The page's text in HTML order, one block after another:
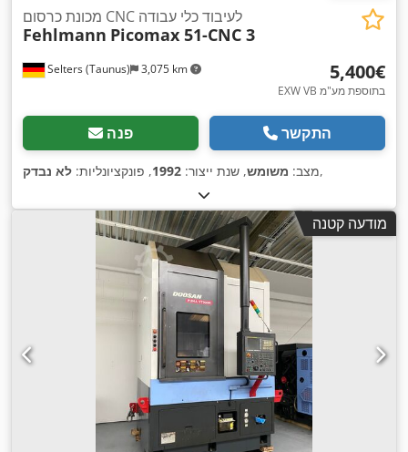
Selters (Taunus) 3,075 km
מכונת כרסום CNC לעיבוד כלי עבודה
Fehlmann Picomax 51-CNC 3
‏5,400 ‏€
EXW VB בתוספת מע"מ
פנה התקשר
מצב: משומש, שנת ייצור: 1992, פונקציונליות: לא נבדק ,
מודעה קטנה